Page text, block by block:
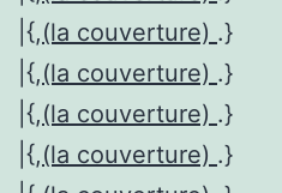
|{,(la couverture) .}
|{,(la couverture) .}
|{,(la couverture) .}
|{,(la couverture) .}